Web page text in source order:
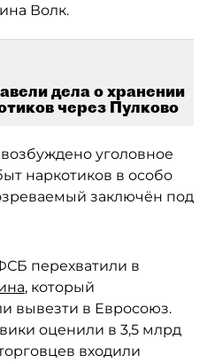
Волк.
дела о хранении
через Пулково
уголовное
наркотиков в особо
заключён под
перехватили в
, который
вывезти в Евросоюз.
оценили в 3,5 млрд
входили